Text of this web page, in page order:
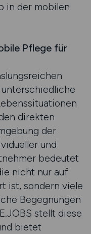
in der mobilen
Pflege für
direkten
der
und
bedeutet
nicht nur auf
ist, sondern viele
Begegnungen
stellt diese
bietet